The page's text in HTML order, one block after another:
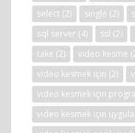
select (2) single (2)
sql server (4) ssl (2)
take (2) video kesme
video kesmek için (2)
video kesmek için
video kesmek için